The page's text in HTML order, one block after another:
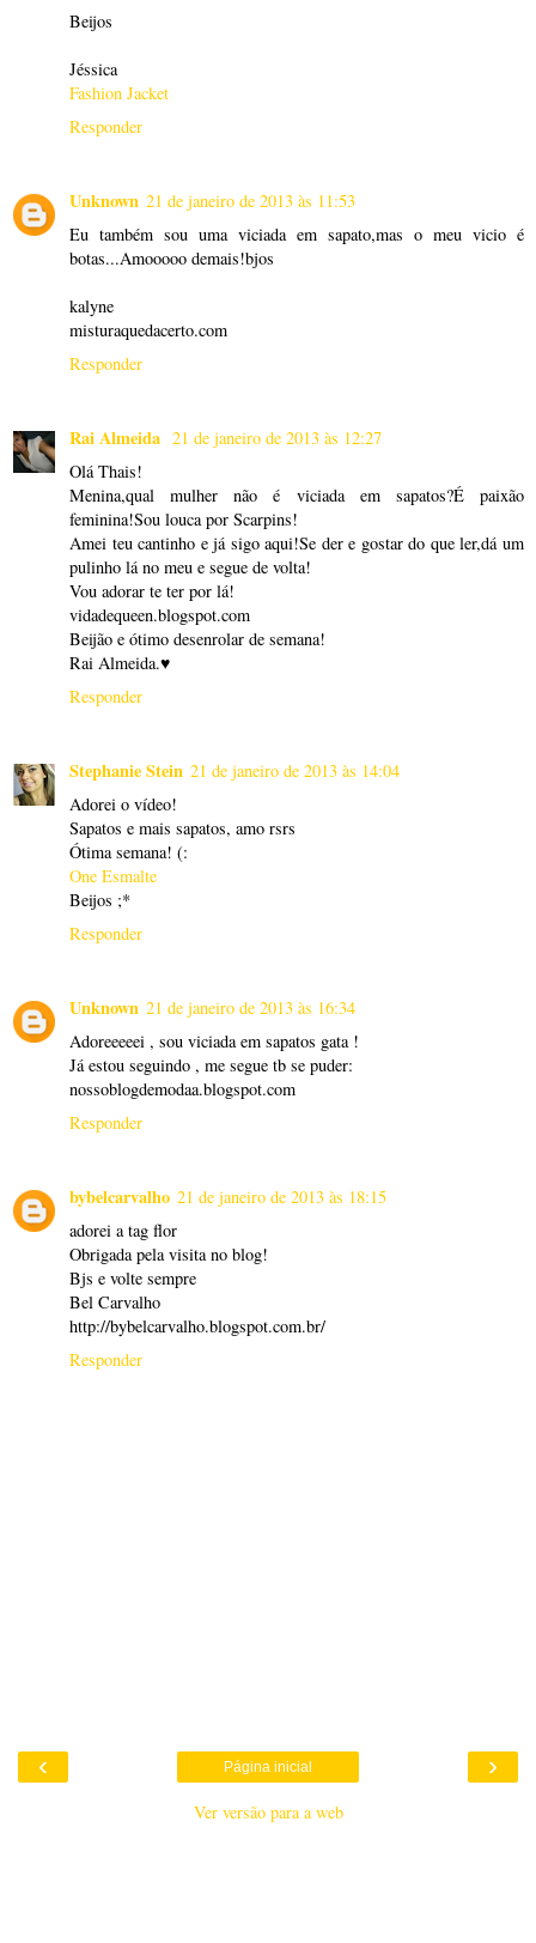
Beijos
Jéssica
Fashion Jacket
Responder
Unknown 21 de janeiro de 2013 às 11:53
Eu também sou uma viciada em sapato,mas o meu vicio é
botas...Amooooo demais!bjos
kalyne
misturaquedacerto.com
Responder
Rai Almeida 21 de janeiro de 2013 às 12:27
Olá Thais!
Menina,qual mulher não é viciada em sapatos?É paixão
feminina!Sou louca por Scarpins!
Amei teu cantinho e já sigo aqui!Se der e gostar do que ler,dá um
pulinho lá no meu e segue de volta!
Vou adorar te ter por lá!
vidadequeen.blogspot.com
Beijão e ótimo desenrolar de semana!
Rai Almeida.♥
Responder
Stephanie Stein 21 de janeiro de 2013 às 14:04
Adorei o vídeo!
Sapatos e mais sapatos, amo rsrs
Ótima semana! (:
One Esmalte
Beijos ;*
Responder
Unknown 21 de janeiro de 2013 às 16:34
Adoreeeeei , sou viciada em sapatos gata !
Já estou seguindo , me segue tb se puder:
nossoblogdemodaa.blogspot.com
Responder
bybelcarvalho 21 de janeiro de 2013 às 18:15
adorei a tag flor
Obrigada pela visita no blog!
Bjs e volte sempre
Bel Carvalho
http://bybelcarvalho.blogspot.com.br/
Responder
‹ ›
Página inicial
Ver versão para a web